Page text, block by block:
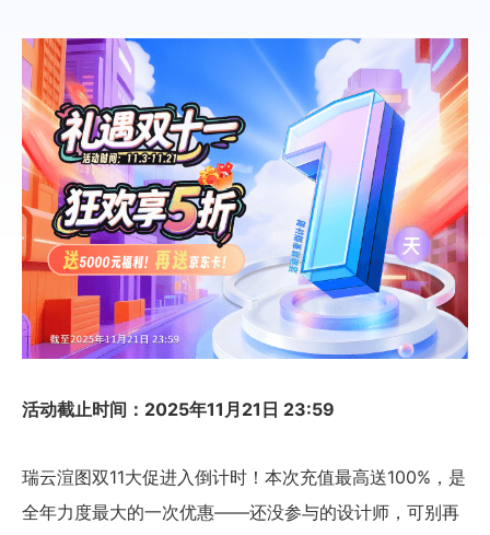
活动截止时间：2025年11月21日 23:59
瑞云渲图双11大促进入倒计时！本次充值最高送100%，是
全年力度最大的一次优惠——还没参与的设计师，可别再